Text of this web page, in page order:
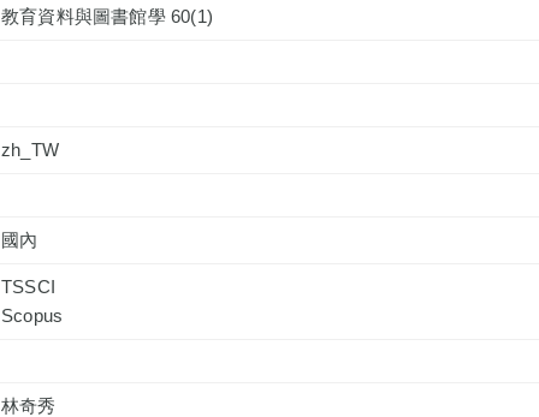
教育資料與圖書館學 60(1)
zh_TW
國內
TSSCI
林奇秀